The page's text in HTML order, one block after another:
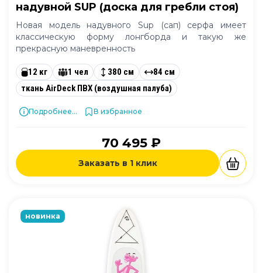
надувной SUP (доска для гребли стоя)
Новая модель надувного Sup (сап) серфа имеет
классическую форму лонгборда и такую же
прекрасную маневренность
12 кг 1 чел 380 см
84 см
ткань AirDeck ПВХ (воздушная палуба)
Подробнее... В избранное
70 495 ₽
Заказать в 1 клик
новинка